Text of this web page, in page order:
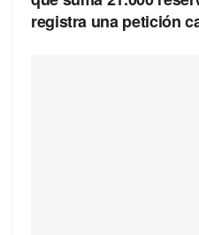
registra una petición